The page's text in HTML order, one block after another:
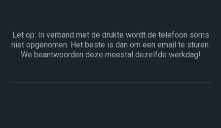
Let op: In verband met de drukte wordt de telefoon soms
niet opgenomen. Het beste is dan om een email te sturen.
We beantwoorden deze meestal dezelfde werkdag!